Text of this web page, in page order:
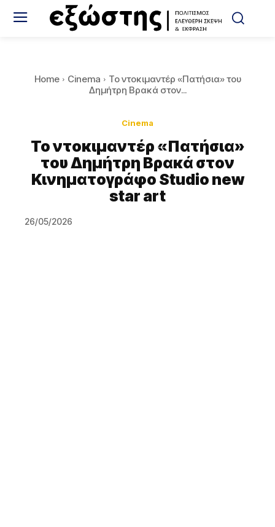
Home Cinema
To ντοκιμαντέρ «Πατήσια» του
Δημήτρη Βρακά στον...
Cinema
To ντοκιμαντέρ «Πατήσια»
του Δημήτρη Βρακά στον
Κινηματογράφο Studio new
star art
26/05/2026